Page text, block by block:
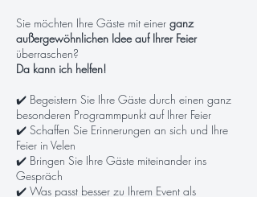
Sie möchten Ihre Gäste mit einer ganz
außergewöhnlichen Idee auf Ihrer Feier
überraschen?
Da kann ich helfen!
✔️ Begeistern Sie Ihre Gäste durch einen ganz
besonderen Programmpunkt auf Ihrer Feier
✔️ Schaffen Sie Erinnerungen an sich und Ihre
Feier in Velen
✔️ Bringen Sie Ihre Gäste miteinander ins
Gespräch
✔️ Was passt besser zu Ihrem Event als